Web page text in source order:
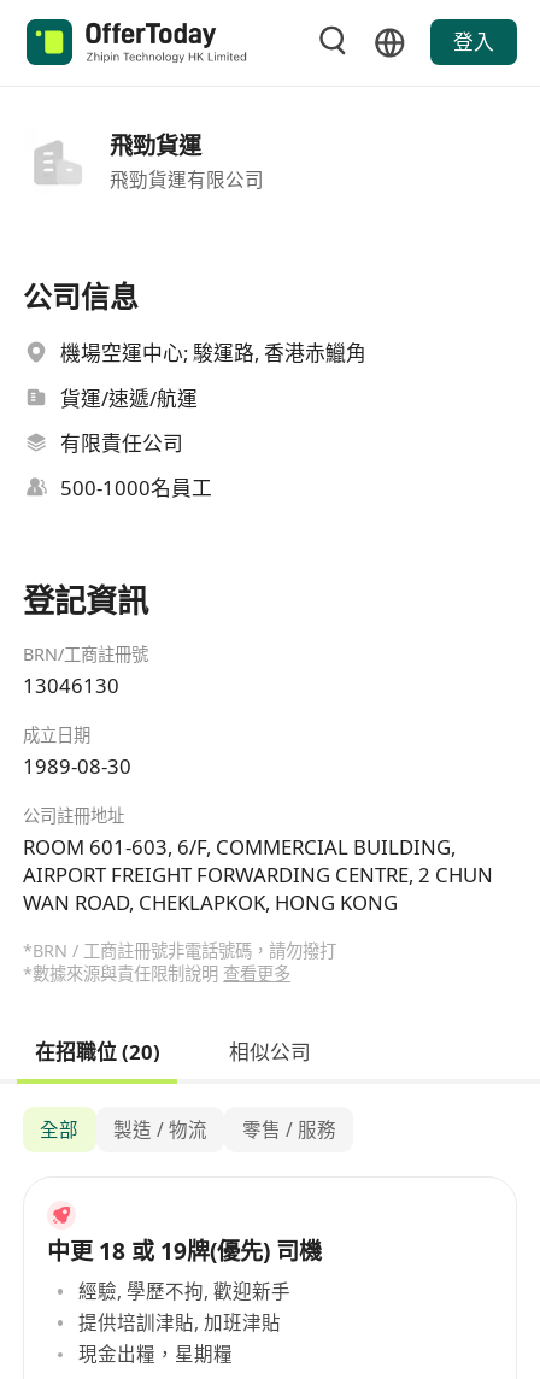
登入
飛勁貨運
飛勁貨運有限公司
公司信息
機場空運中心; 駿運路, 香港赤鱲角
貨運/速遞/航運
有限責任公司
500-1000名員工
登記資訊
BRN/工商註冊號
13046130
成立日期
1989-08-30
公司註冊地址
ROOM 601-603, 6/F, COMMERCIAL BUILDING,
AIRPORT FREIGHT FORWARDING CENTRE, 2 CHUN
WAN ROAD, CHEKLAPKOK, HONG KONG
*BRN / 工商註冊號非電話號碼，請勿撥打
*數據來源與責任限制說明 查看更多
在招職位 (20) 相似公司
全部 製造 / 物流 零售 / 服務
中更 18 或 19牌(優先) 司機
經驗, 學歷不拘, 歡迎新手
提供培訓津貼, 加班津貼
現金出糧，星期糧